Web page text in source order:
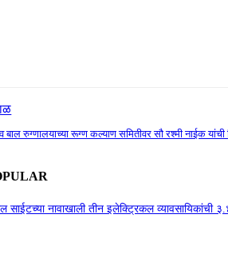
व बाल रुग्णालयाच्या रूग्ण कल्याण समितीवर सौ रश्मी नाईक यांची
साईटच्या नावाखाली तीन इलेक्ट्रिकल व्यावसायिकांची